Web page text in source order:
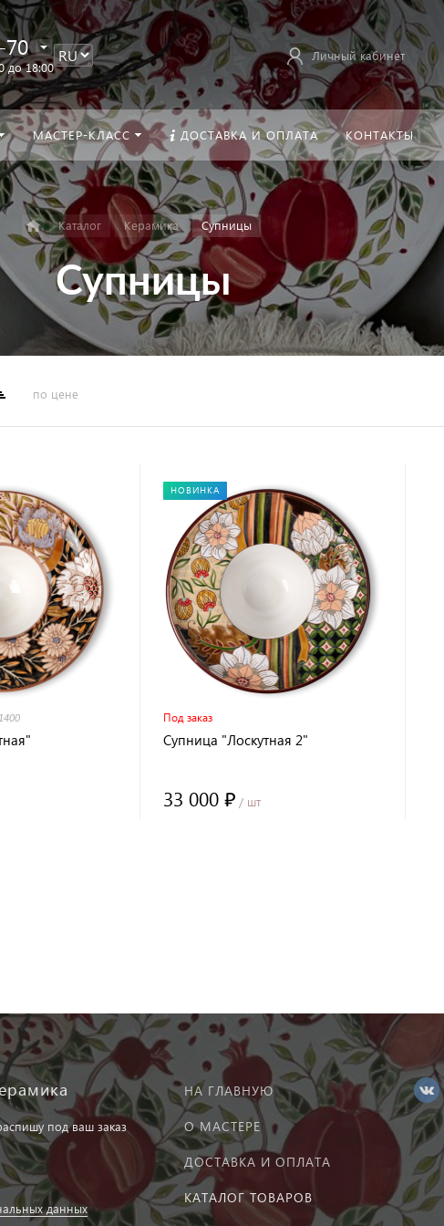
70
до 18:00
Личный кабинет
МАСТЕР-КЛАСС ДОСТАВКА И ОПЛАТА КОНТАКТЫ
Каталог Керамика Супницы
Супницы
по цене
НОВИНКА
Под заказ
Супница "Лоскутная 2"
33 000 ₽/ шт
под ваш заказ
данных
НА ГЛАВНУЮ
О МАСТЕРЕ
ДОСТАВКА И ОПЛАТА
КАТАЛОГ ТОВАРОВ